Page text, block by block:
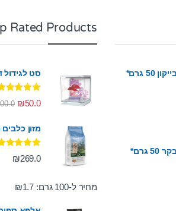
גרם*
Rated Products
סט לגידול
דורג 5.00
מתוך 5₪50.0
מזון כלבים
דורג5.00
מתוך 5 ₪269.0
מחיר ל-100 גרם: ₪1.7